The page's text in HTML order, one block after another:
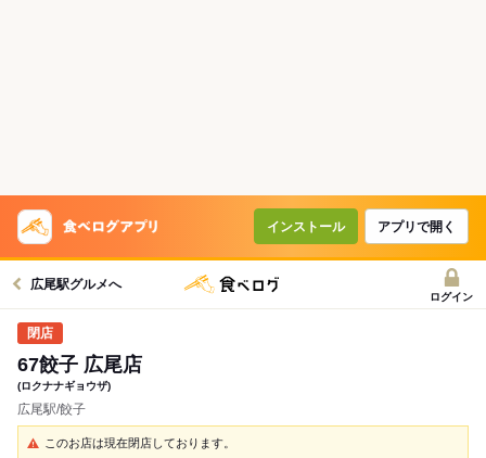
インストール アプリで開く
広尾駅グルメへ
ログイン
67餃子 広尾店
(ロクナナギョウザ)
広尾駅/餃子
このお店は現在閉店しております。